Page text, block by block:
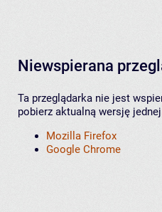
Niewspierana
Ta przeglądarka nie jest
pobierz aktualną wersję
Mozilla Firefox
Google Chrome